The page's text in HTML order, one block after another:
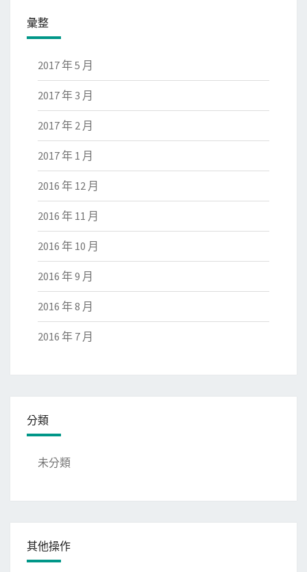
彙整
2017 年 5 月
2017 年 3 月
2017 年 2 月
2017 年 1 月
2016 年 12 月
2016 年 11 月
2016 年 10 月
2016 年 9 月
2016 年 8 月
2016 年 7 月
分類
未分類
其他操作